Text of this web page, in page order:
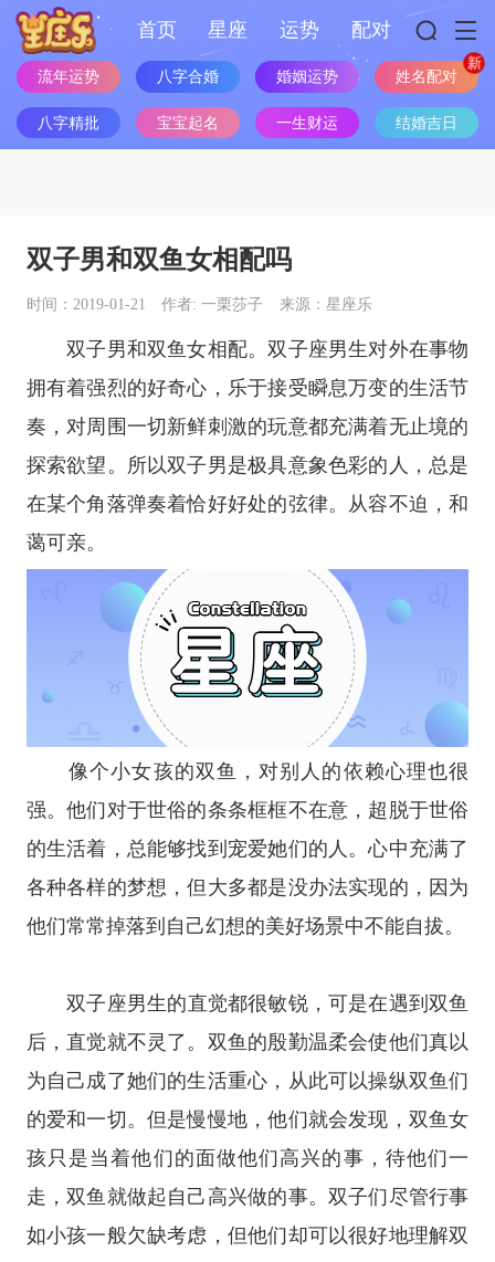
首页 星座 运势 配对
流年运势 八字合婚 婚姻运势 姓名配对
八字精批 宝宝起名 一生财运 结婚吉日
双子男和双鱼女相配吗
时间：2019-01-21 作者: 一栗莎子 来源：星座乐
双子男和双鱼女相配。双子座男生对外在事物
拥有着强烈的好奇心，乐于接受瞬息万变的生活节
奏，对周围一切新鲜刺激的玩意都充满着无止境的
探索欲望。所以双子男是极具意象色彩的人，总是
在某个角落弹奏着恰好好处的弦律。从容不迫，和
蔼可亲。
像个小女孩的双鱼，对别人的依赖心理也很
强。他们对于世俗的条条框框不在意，超脱于世俗
的生活着，总能够找到宠爱她们的人。心中充满了
各种各样的梦想，但大多都是没办法实现的，因为
他们常常掉落到自己幻想的美好场景中不能自拔。
双子座男生的直觉都很敏锐，可是在遇到双鱼
后，直觉就不灵了。双鱼的殷勤温柔会使他们真以
为自己成了她们的生活重心，从此可以操纵双鱼们
的爱和一切。但是慢慢地，他们就会发现，双鱼女
孩只是当着他们的面做他们高兴的事，待他们一
走，双鱼就做起自己高兴做的事。双子们尽管行事
如小孩一般欠缺考虑，但他们却可以很好地理解双